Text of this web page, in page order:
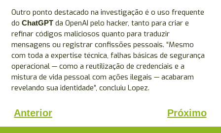
Outro ponto destacado na investigação é o uso frequente
doChatGPT da OpenAI pelo hacker, tanto para criar e
refinar códigos maliciosos quanto para traduzir
mensagens ou registrar confissões pessoais. “Mesmo
com toda a expertise técnica, falhas básicas de segurança
operacional — como a reutilização de credenciais e a
mistura de vida pessoal com ações ilegais — acabaram
revelando sua identidade”, concluiu Lopez.
Anterior Próximo